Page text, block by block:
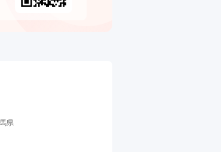
県